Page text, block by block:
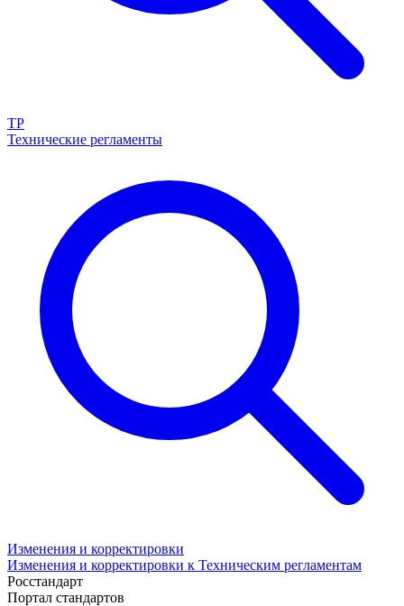
ТР
Технические регламенты
Изменения и корректировки
Изменения и корректировки к Техническим регламентам
Росстандарт
Портал стандартов